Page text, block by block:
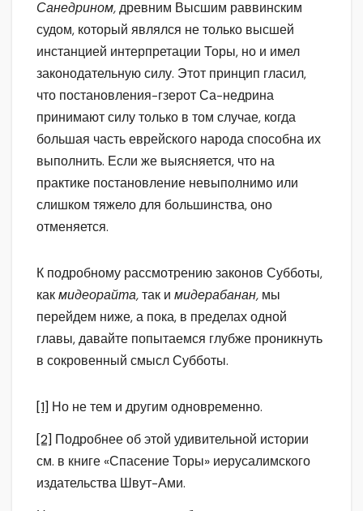
Санедрином,древним Высшим раввинским
судом, который являлся не только высшей
инстанцией интерпретации Торы, но и имел
законодательную силу. Этот принцип гласил,
что постановления-гзерот Са-недрина
принимают силу только в том случае, когда
большая часть еврейского народа способна их
выполнить. Если же выясняется, что на
практике постановление невыполнимо или
слишком тяжело для большинства, оно
отменяется.
К подробному рассмотрению законов Субботы,
какмидеорайта,так и мидерабанан, мы
перейдем ниже, а пока, в пределах одной
главы, давайте попытаемся глубже проникнуть
в сокровенный смысл Субботы.
[1] Но не тем и другим одновременно.
[2] Подробнее об этой удивительной истории
см. в книге «Спасение Торы» иерусалимского
издательства Швут-Ами.